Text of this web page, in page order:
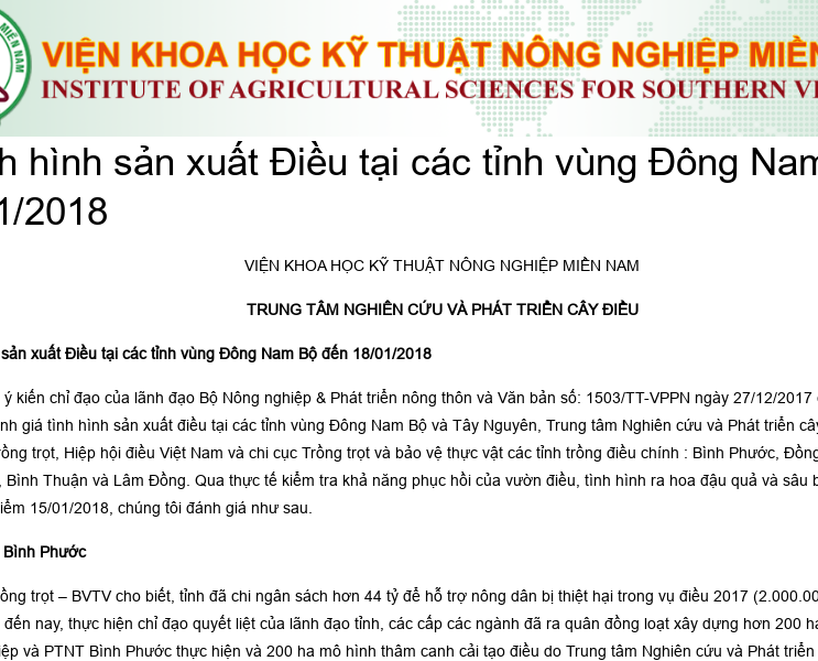
hình sản xuất Điều tại các tỉnh vùng Đông
2018
VIỆN KHOA HỌC KỸ THUẬT NÔNG NGHIỆP MIỀN NAM
TRUNG TÂM NGHIÊN CỨU VÀ PHÁT TRIỂN CÂY ĐIỀU
xuất Điều tại các tỉnh vùng Đông Nam Bộ đến 18/01/2018
kiến chỉ đạo của lãnh đạo Bộ Nông nghiệp & Phát triển nông thôn và Văn bản số: 1503/TT-VPPN ngày 27/12/
giá tình hình sản xuất điều tại các tỉnh vùng Đông Nam Bộ và Tây Nguyên, Trung tâm Nghiên cứu và Phát triển
trọt, Hiệp hội điều Việt Nam và chi cục Trồng trọt và bảo vệ thực vật các tỉnh trồng điều chính : Bình Phước,
Bình Thuận và Lâm Đồng. Qua thực tế kiểm tra khả năng phục hồi của vườn điều, tình hình ra hoa đậu quả và sâu
15/01/2018, chúng tôi đánh giá như sau.
Bình Phước
trọt – BVTV cho biết, tỉnh đã chi ngân sách hơn 44 tỷ để hỗ trợ nông dân bị thiệt hại trong vụ điều 2017
đến nay, thực hiện chỉ đạo quyết liệt của lãnh đạo tỉnh, các cấp các ngành đã ra quân đồng loạt xây dựng hơn 200
và PTNT Bình Phước thực hiện và 200 ha mô hình thâm canh cải tạo điều do Trung tâm Nghiên cứu và Phát